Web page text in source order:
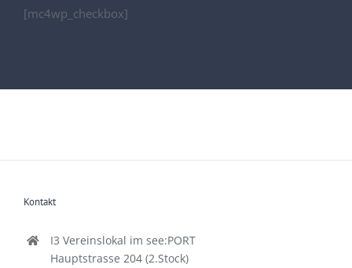
[mc4wp_checkbox]
Kontakt
I3 Vereinslokal im see:PORT
Hauptstrasse 204 (2.Stock)